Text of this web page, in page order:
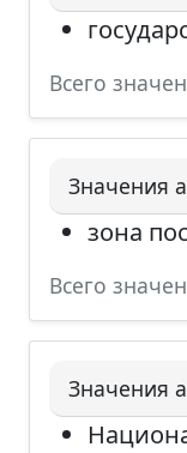
Всего
Значения
зона
Всего
Значения